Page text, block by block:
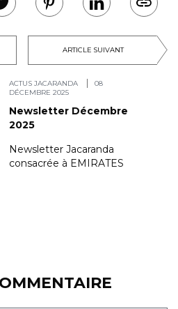
ARTICLE SUIVANT
ACTUS JACARANDA
08
DÉCEMBRE 2025
Newsletter Décembre
2025
Newsletter Jacaranda
consacrée à EMIRATES